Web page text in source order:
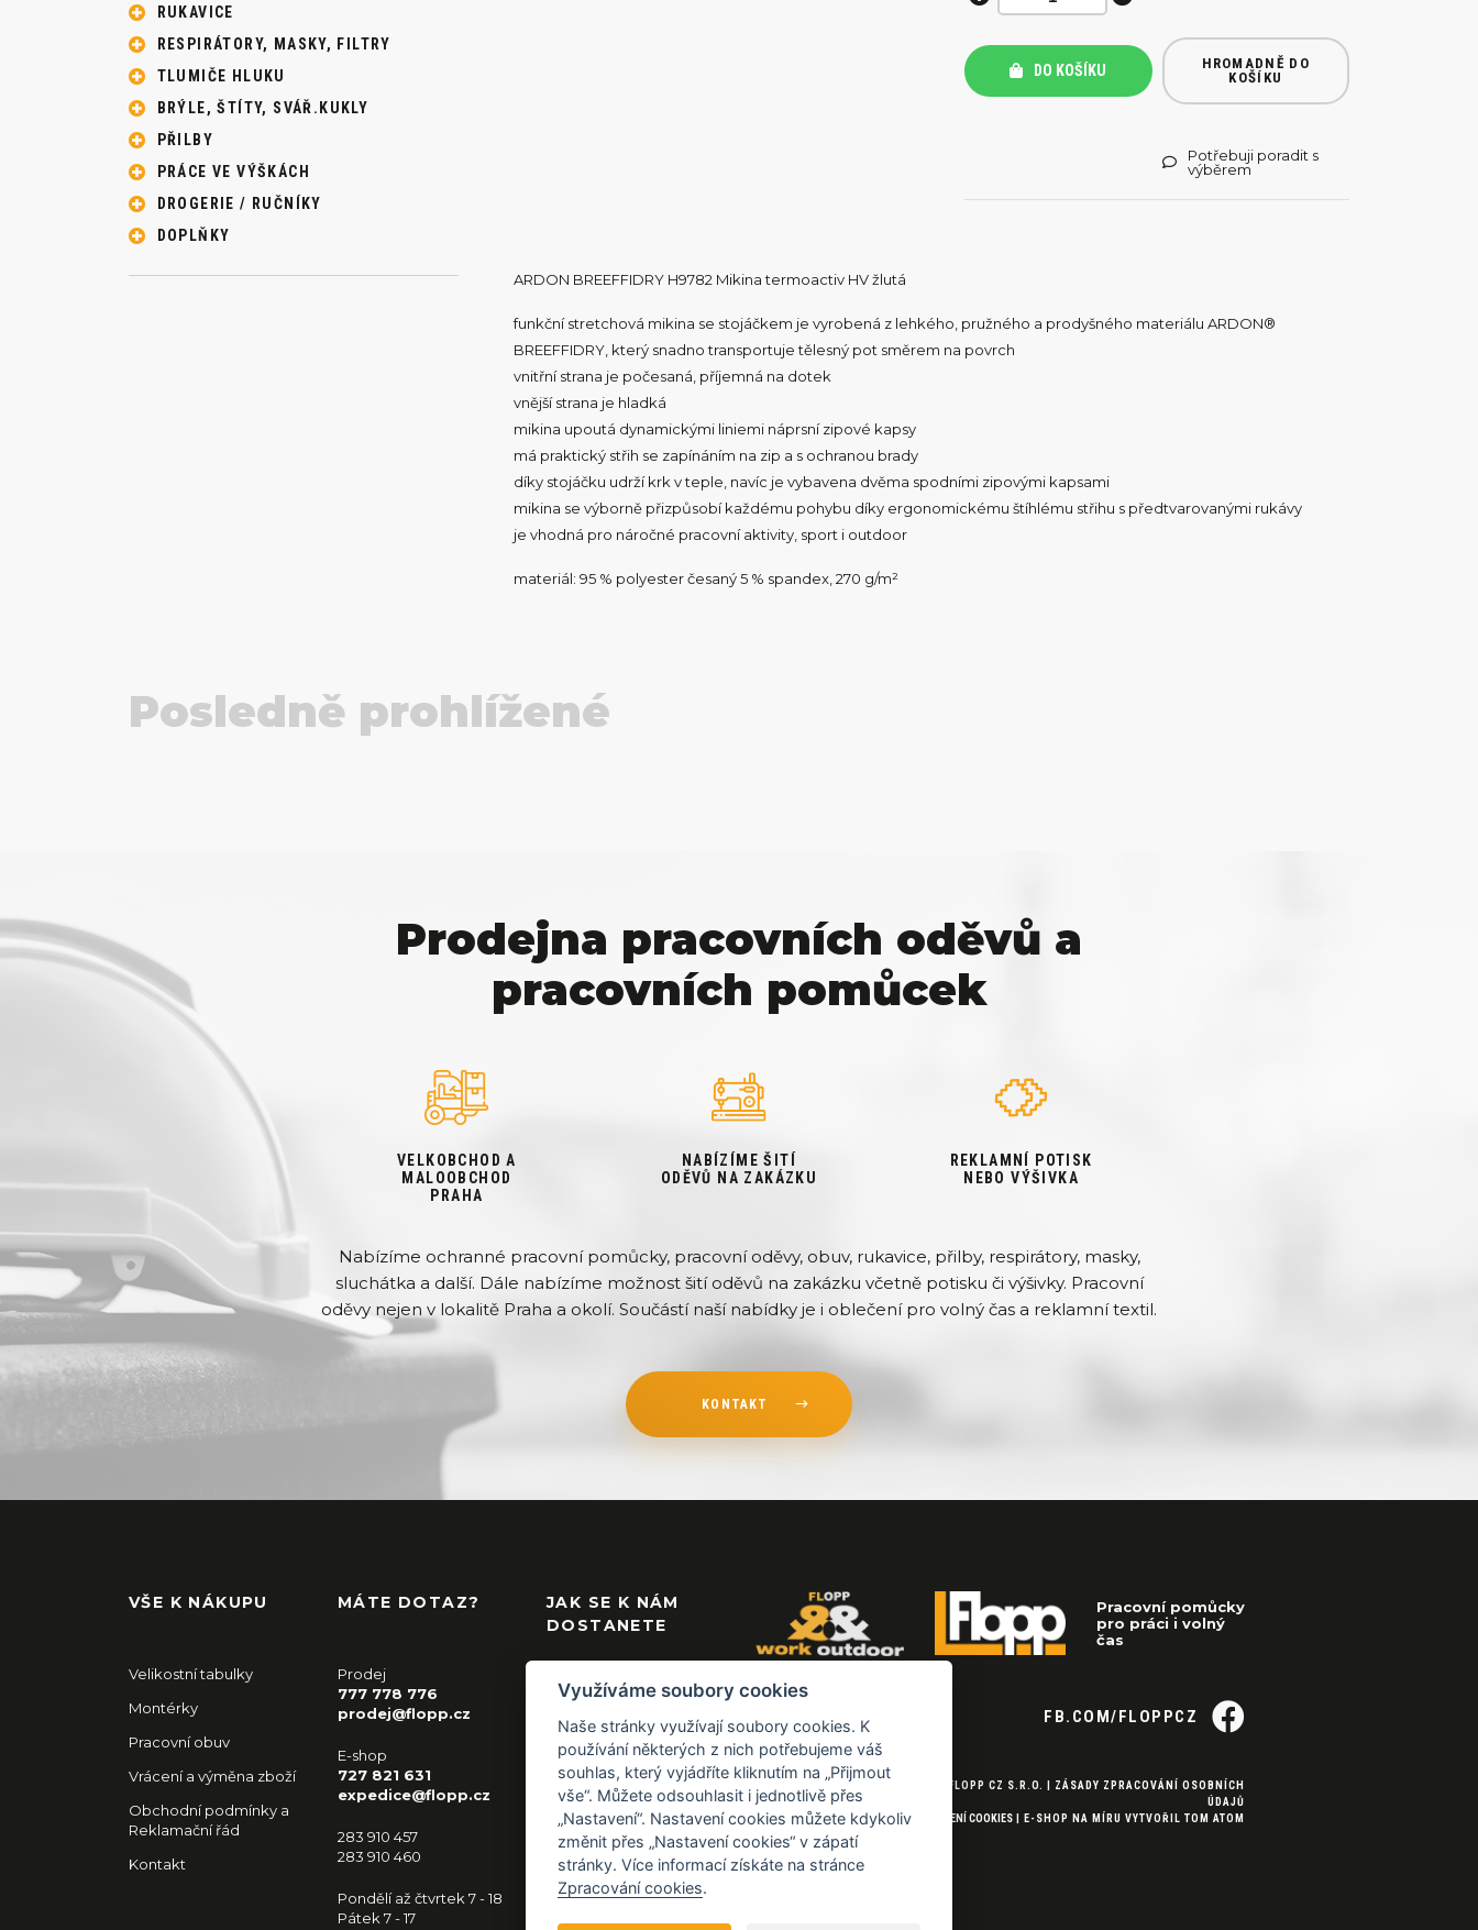
RUKAVICE
RESPIRÁTORY, MASKY, FILTRY
TLUMIČE HLUKU
BRÝLE, ŠTÍTY, SVÁŘ.KUKLY
PŘILBY
PRÁCE VE VÝŠKÁCH
DROGERIE / RUČNÍKY
DOPLŇKY
DO KOŠÍKU
HROMADNĚ DO
KOŠÍKU
Potřebuji poradit s
výběrem
ARDON BREEFFIDRY H9782 Mikina termoactiv HV žlutá
funkční stretchová mikina se stojáčkem je vyrobená z lehkého, pružného a prodyšného materiálu ARDON®
BREEFFIDRY, který snadno transportuje tělesný pot směrem na povrch
vnitřní strana je počesaná, příjemná na dotek
vnější strana je hladká
mikina upoutá dynamickými liniemi náprsní zipové kapsy
má praktický střih se zapínáním na zip a s ochranou brady
díky stojáčku udrží krk v teple, navíc je vybavena dvěma spodními zipovými kapsami
mikina se výborně přizpůsobí každému pohybu díky ergonomickému štíhlému střihu s předtvarovanými rukávy
je vhodná pro náročné pracovní aktivity, sport i outdoor
materiál: 95 % polyester česaný 5 % spandex, 270 g/m²
Posledně prohlížené
Prodejna pracovních oděvů a
pracovních pomůcek
VELKOBCHOD A
MALOOBCHOD
PRAHA
NABÍZÍME ŠITÍ
ODĚVŮ NA ZAKÁZKU
REKLAMNÍ POTISK
NEBO VÝŠIVKA
Nabízíme ochranné pracovní pomůcky, pracovní oděvy, obuv, rukavice, přilby, respirátory, masky,
sluchátka a další. Dále nabízíme možnost šití oděvů na zakázku včetně potisku či výšivky. Pracovní
oděvy nejen v lokalitě Praha a okolí. Součástí naší nabídky je i oblečení pro volný čas a reklamní textil.
KONTAKT
VŠE K NÁKUPU
Velikostní tabulky
Montérky
Pracovní obuv
Vrácení a výměna zboží
Obchodní podmínky a
Reklamační řád
Kontakt
MÁTE DOTAZ?
Prodej
777 778 776
prodej@flopp.cz
E-shop
727 821 631
expedice@flopp.cz
283 910 457
283 910 460
Pondělí až čtvrtek 7 - 18
Pátek 7 - 17
JAK SE K NÁM
DOSTANETE
Pracovní pomůcky
pro práci i volný
čas
FB.COM/FLOPPCZ
© 2026 FLOPP CZ S.R.O. | ZÁSADY ZPRACOVÁNÍ OSOBNÍCH
ÚDAJŮ
NASTAVENÍ COOKIES
E-SHOP NA MÍRU VYTVOŘIL TOM ATOM
Využíváme soubory cookies
Naše stránky využívají soubory cookies. K
používání některých z nich potřebujeme váš
souhlas, který vyjádříte kliknutím na „Přijmout
vše“. Můžete odsouhlasit i jednotlivě přes
„Nastavení“. Nastavení cookies můžete kdykoliv
změnit přes „Nastavení cookies“ v zápatí
stránky. Více informací získáte na stránce
Zpracování cookies.